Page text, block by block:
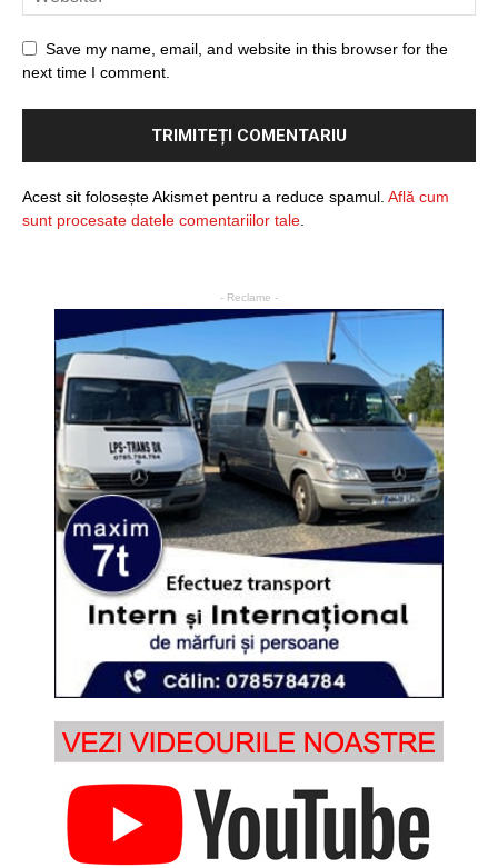
Save my name, email, and website in this browser for the
next time I comment.
Acest sit folosește Akismet pentru a reduce spamul. Află cum
sunt procesate datele comentariilor tale
- Reclame -